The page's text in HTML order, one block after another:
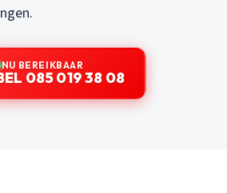
NU BEREIKBAAR
085 019 38 08